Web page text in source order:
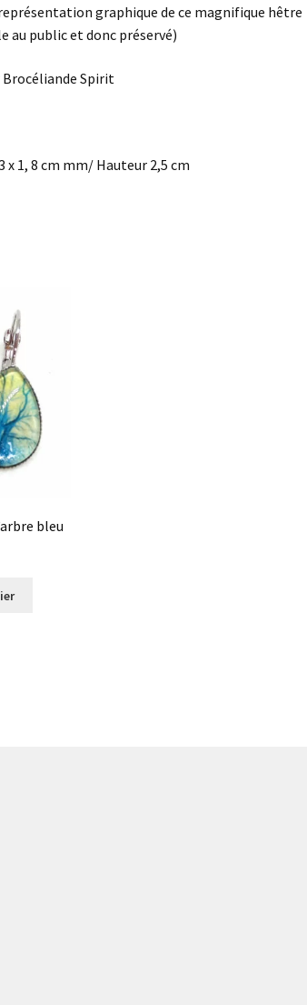
graphique de ce magnifique hêtre
au public et donc préservé)
Spirit
x 1, 8 cm mm/ Hauteur 2,5 cm
bleu